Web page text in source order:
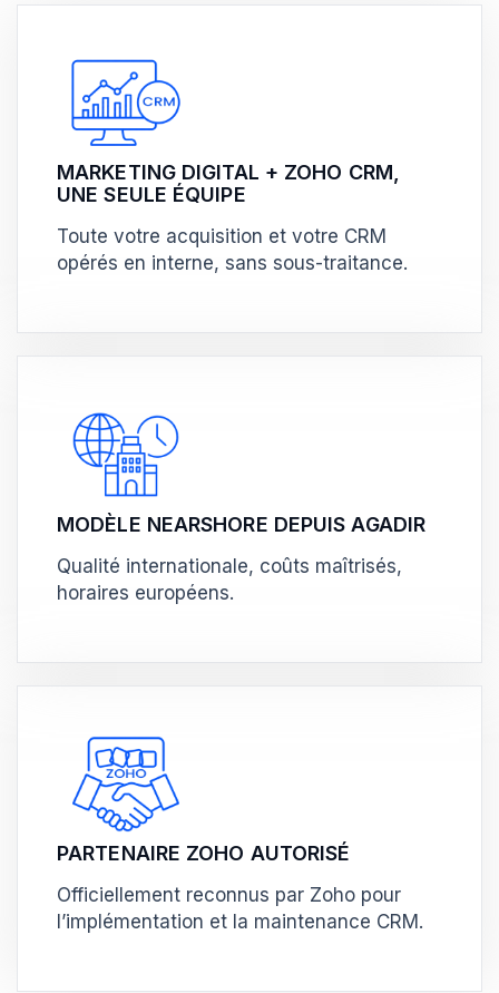
MARKETING DIGITAL + ZOHO CRM,
UNE SEULE ÉQUIPE
Toute votre acquisition et votre CRM
opérés en interne, sans sous-traitance.
MODÈLE NEARSHORE DEPUIS AGADIR
Qualité internationale, coûts maîtrisés,
horaires européens.
PARTENAIRE ZOHO AUTORISÉ
Officiellement reconnus par Zoho pour
l’implémentation et la maintenance CRM.